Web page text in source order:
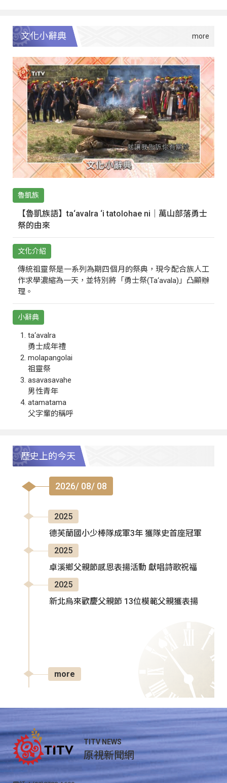
文化小辭典
魯凱族
【魯凱族語】ta‘avalra ‘i tatolohae ni｜萬山部落勇士
祭的由來
文化介紹
傳統祖靈祭是一系列為期四個月的祭典，現今配合族人工
作求學濃縮為一天，並特別將「勇士祭(Ta‘avala)」凸顯辦
理。
小辭典
ta‘avalra
勇士成年禮
molapangolai
祖靈祭
asavasavahe
男性青年
atamatama
父字輩的稱呼
歷史上的今天
2026/ 08/ 08
2025
德芙蘭國小少棒隊成軍3年 獲隊史首座冠軍
2025
卓溪鄉父親節感恩表揚活動 獻唱詩歌祝福
2025
新北烏來歡慶父親節 13位模範父親獲表揚
more
TITV NEWS
原視新聞網